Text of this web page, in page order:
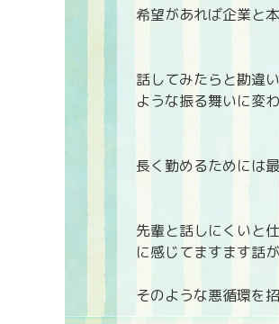
希望があれば企業と
話してみたらと勘違
ような振る舞いに変わ
長く勤めるためには
先輩と話しにくいと
に感じてますます話
そのような悪循環を